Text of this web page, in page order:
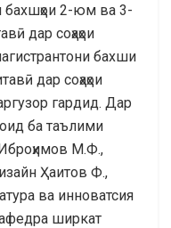
бахшҳои 2-юм ва 3-
дар соҳаҳои
бахши
дар соҳаҳои
гардид. Дар
ба таълими
М.Ф.,
Ҳаитов Ф.,
ва инноватсия
ширкат